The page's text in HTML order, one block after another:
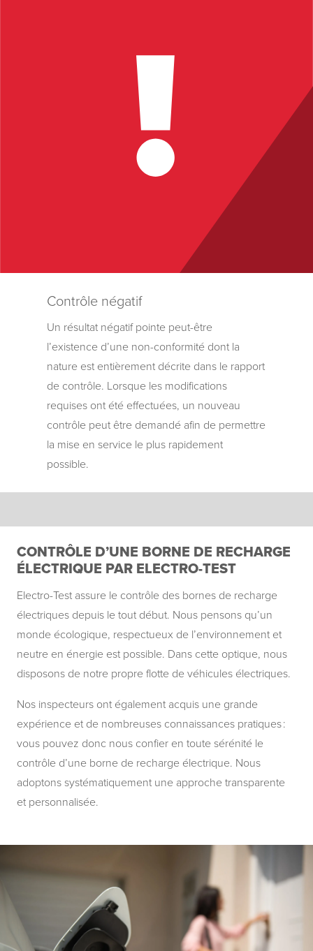
Contrôle négatif
Un résultat négatif pointe peut-être
l’existence d’une non-conformité dont la
nature est entièrement décrite dans le rapport
de contrôle. Lorsque les modifications
requises ont été effectuées, un nouveau
contrôle peut être demandé afin de permettre
la mise en service le plus rapidement
possible.
CONTRÔLE D’UNE BORNE DE RECHARGE
ÉLECTRIQUE PAR ELECTRO-TEST
Electro-Test assure le contrôle des bornes de recharge
électriques depuis le tout début. Nous pensons qu’un
monde écologique, respectueux de l’environnement et
neutre en énergie est possible. Dans cette optique, nous
disposons de notre propre flotte de véhicules électriques.
Nos inspecteurs ont également acquis une grande
expérience et de nombreuses connaissances pratiques :
vous pouvez donc nous confier en toute sérénité le
contrôle d’une borne de recharge électrique. Nous
adoptons systématiquement une approche transparente
et personnalisée.